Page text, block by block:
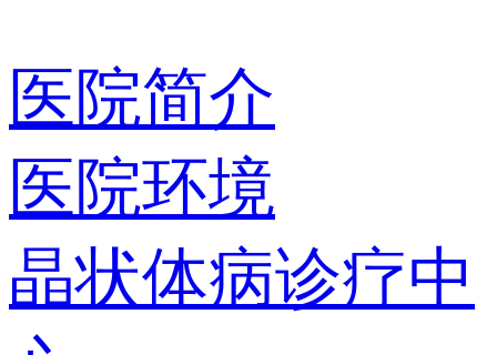
医院简介
医院环境
晶状体病诊疗中